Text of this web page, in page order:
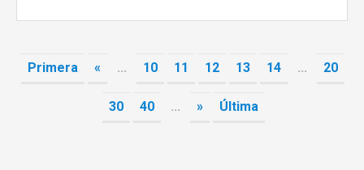
Primera « ... 10 11 12 13 14 ... 20
30 40 ... » Última